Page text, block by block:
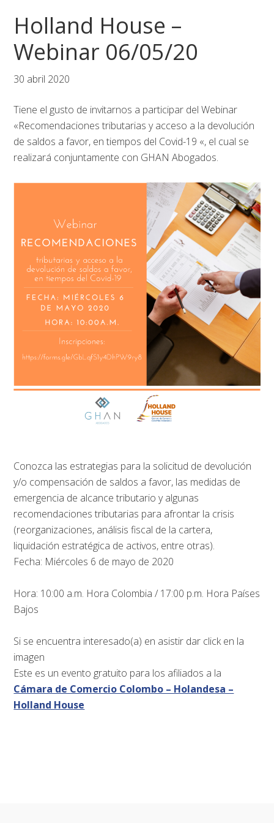
navegación
principal
Holland House –
Webinar 06/05/20
30 abril 2020
Tiene el gusto de invitarnos a participar del Webinar
«Recomendaciones tributarias y acceso a la devolución
de saldos a favor, en tiempos del Covid-19 «, el cual se
realizará conjuntamente con GHAN Abogados.
Conozca las estrategias para la solicitud de devolución
y/o compensación de saldos a favor, las medidas de
emergencia de alcance tributario y algunas
recomendaciones tributarias para afrontar la crisis
(reorganizaciones, análisis fiscal de la cartera,
liquidación estratégica de activos, entre otras).
Fecha: Miércoles 6 de mayo de 2020
Hora: 10:00 a.m. Hora Colombia / 17:00 p.m. Hora Países
Bajos
Si se encuentra interesado(a) en asistir dar click en la
imagen
Este es un evento gratuito para los afiliados a la
Cámara de Comercio Colombo – Holandesa –
Holland House